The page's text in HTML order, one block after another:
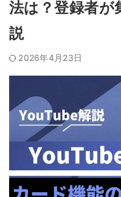
法は？登録者
説
2026年4月23日